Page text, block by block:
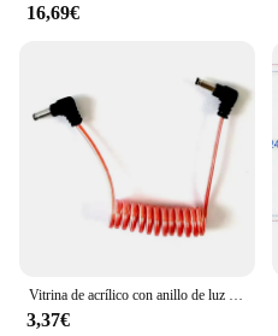
16,69€
3,37€